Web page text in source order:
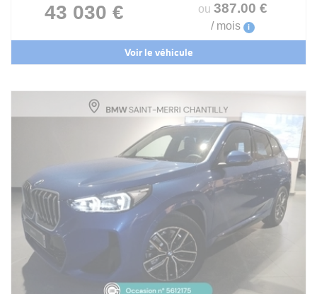
43 030 € ou 387.00 €
/ mois i
Voir le véhicule